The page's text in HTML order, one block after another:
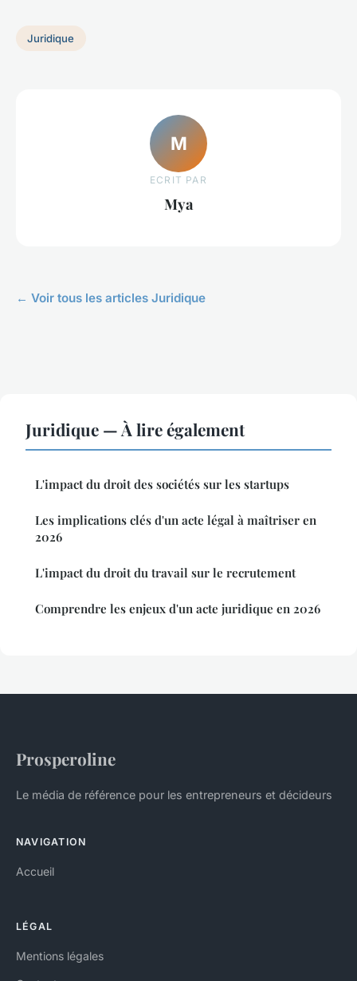
Juridique
M
ECRIT PAR
Mya
← Voir tous les articles Juridique
Juridique — À lire également
L'impact du droit des sociétés sur les startups
Les implications clés d'un acte légal à maîtriser en
2026
L'impact du droit du travail sur le recrutement
Comprendre les enjeux d'un acte juridique en 2026
Prosperoline
Le média de référence pour les entrepreneurs et décideurs
NAVIGATION
Accueil
LÉGAL
Mentions légales